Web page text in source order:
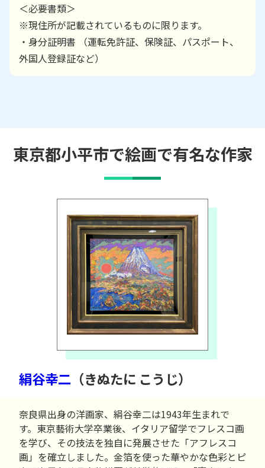
＜必要書類＞
※現住所が記載されているものに限ります。
・身分証明書 （運転免許証、保険証、パスポート、
外国人登録証など）
東京都小平市で絵画で有名な作家
絹谷幸二 （きぬたに こうじ）
奈良県出身の洋画家、絹谷幸二は1943年生まれで
す。東京藝術大学卒業後、イタリア留学でフレスコ画
を学び、その技法を独自に発展させた「アフレスコ
画」を確立しました。金箔を使った華やかな色彩とピ